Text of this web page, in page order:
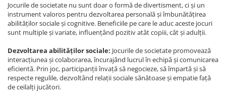
Jocurile de societate nu sunt doar o formă de divertisment, ci și un
instrument valoros pentru dezvoltarea personală și îmbunătățirea
abilităților sociale și cognitive. Beneficiile pe care le aduc aceste jocuri
sunt multiple și variate, influențând pozitiv atât copiii, cât și adulții.
Dezvoltarea abilităților sociale: Jocurile de societate promovează
interacțiunea și colaborarea, încurajând lucrul în echipă și comunicarea
eficientă. Prin joc, participanții învață să negocieze, să împartă și să
respecte regulile, dezvoltând relații sociale sănătoase și empatie față
de ceilalți jucători.